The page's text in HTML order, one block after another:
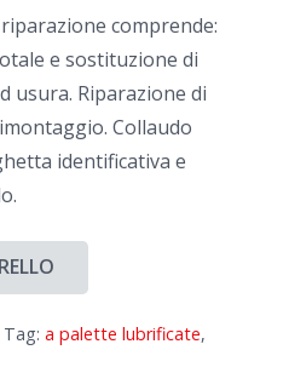
comprende:
e sostituzione di
usura. Riparazione di
Collaudo
identificativa e
Tag: a palette lubrificate,